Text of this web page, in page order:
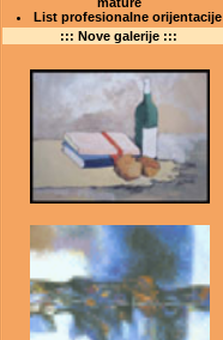
List profesionalne orijentacije
::: Nove galerije :::